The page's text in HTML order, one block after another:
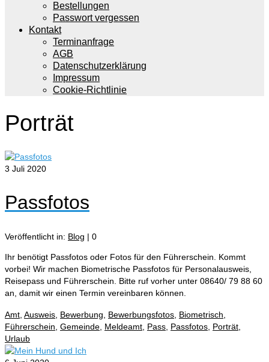
Bestellungen
Passwort vergessen
Kontakt
Terminanfrage
AGB
Datenschutzerklärung
Impressum
Cookie-Richtlinie
Porträt
3 Juli 2020
Passfotos
Veröffentlicht in: Blog | 0
Ihr benötigt Passfotos oder Fotos für den Führerschein. Kommt
vorbei! Wir machen Biometrische Passfotos für Personalausweis,
Reisepass und Führerschein. Bitte ruf vorher unter 08640/ 79 88 60
an, damit wir einen Termin vereinbaren können.
Amt Ausweis Bewerbung Bewerbungsfotos Biometrisch
Führerschein Gemeinde Meldeamt Pass Passfotos Porträt
Urlaub